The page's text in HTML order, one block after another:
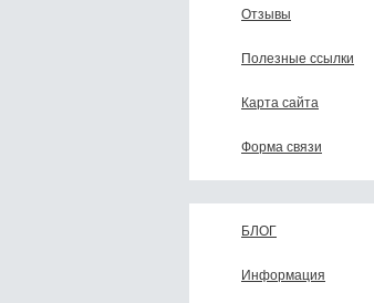
Отзывы
Полезные ссылки
Карта сайта
Форма связи
БЛОГ
Информация